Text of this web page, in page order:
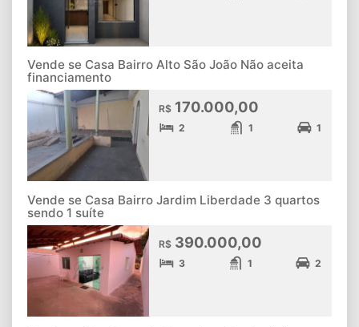
Vende se Casa Bairro Alto São João Não aceita
financiamento
R$ 170.000,00
2 1 1
Vende se Casa Bairro Jardim Liberdade 3 quartos
sendo 1 suíte
R$ 390.000,00
3 1 2